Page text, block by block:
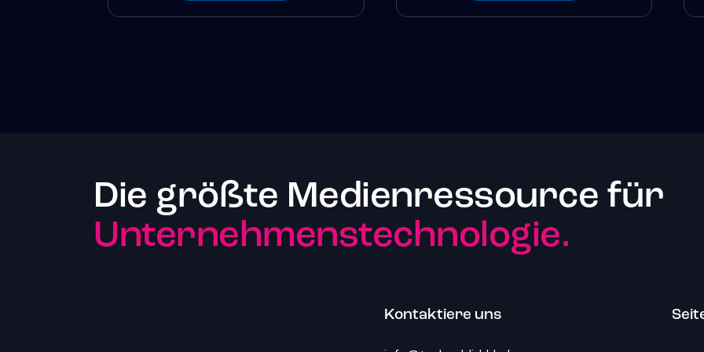
Die größte Medienressource für
Unternehmenstechnologie.
Kontaktiere uns